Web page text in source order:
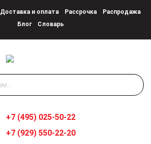
Доставка и оплата Рассрочка
Распродажа
Блог
Словарь
+7 (495) 025-50-22
+7 (929) 550-22-20